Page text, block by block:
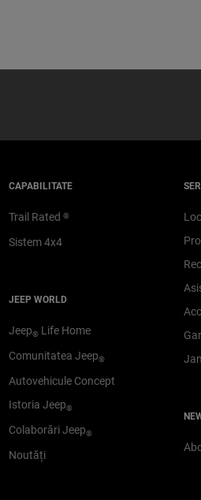
CAPABILITATE
Trail Rated ®
Sistem 4x4
JEEP WORLD
Jeep® Life Home
Comunitatea Jeep®
Autovehicule Concept
Istoria Jeep®
Colaborări Jeep®
Noutăți